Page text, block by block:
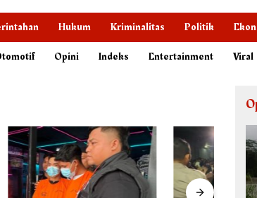
Hukum Kriminalitas Politik
Opini Indeks Entertainment Viral